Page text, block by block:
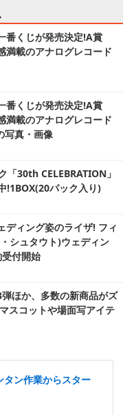
番くじが発売決定!A賞
満載のアナログレコード
番くじが発売決定!A賞
満載のアナログレコード
写真・画像
「30th CELEBRATION」
!1BOX(20パック入り)
ディング姿のライザ! フィ
シュタウト)ウェディン
付開始
ほか、多数の新商品がズ
スコットや場面写アイテ
ン作業からスター